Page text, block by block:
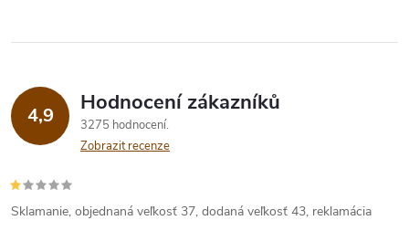
4,9 Hodnocení zákazníků
3275 hodnocení
Zobrazit recenze
Sklamanie, objednaná veľkosť 37, dodaná veľkosť 43, reklamácia